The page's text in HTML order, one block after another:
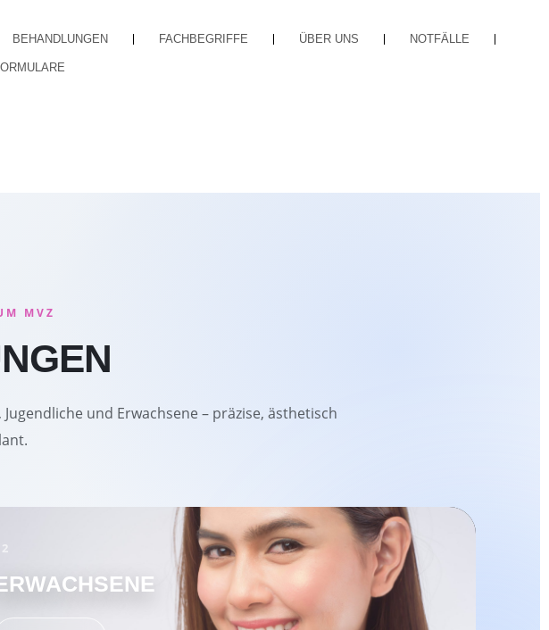
BEHANDLUNGEN FACHBEGRIFFE ÜBER UNS NOTFÄLLE
MVZ
und Erwachsene – präzise, ästhetisch